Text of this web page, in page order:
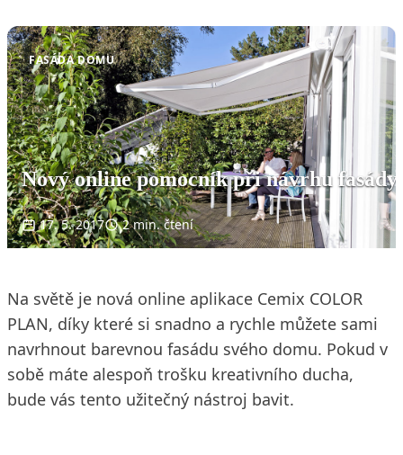
FASÁDA DOMU
Nový online pomocník při návrhu fasády
17. 5. 2017 2 min. čtení
Na světě je nová online aplikace Cemix COLOR
PLAN, díky které si snadno a rychle můžete sami
navrhnout barevnou fasádu svého domu. Pokud v
sobě máte alespoň trošku kreativního ducha,
bude vás tento užitečný nástroj bavit.